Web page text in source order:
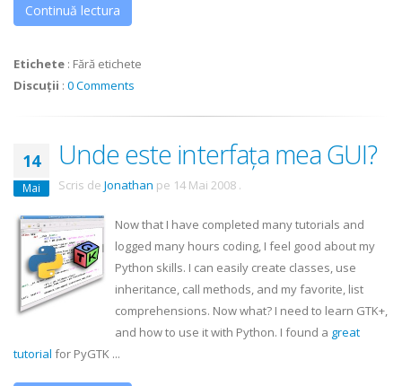
Continuă lectura
Etichete : Fără etichete
Discuții : 0 Comments
14
Mai
Unde este interfața mea GUI?
Scris de Jonathan pe 14 Mai 2008 .
Now that I have completed many tutorials and
logged many hours coding, I feel good about my
Python skills. I can easily create classes, use
inheritance, call methods, and my favorite, list
comprehensions. Now what? I need to learn GTK+,
and how to use it with Python. I found a great
tutorial for PyGTK ...